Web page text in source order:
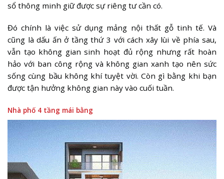
sổ thông minh giữ được sự riêng tư cần có.
Đó chính là việc sử dụng mảng nội thất gỗ tinh tế. Và
cũng là dấu ấn ở tầng thứ 3 với cách xây lùi về phía sau,
vẫn tạo không gian sinh hoạt đủ rộng nhưng rất hoàn
hảo với ban công rộng và không gian xanh tạo nên sức
sống cùng bầu không khí tuyệt vời. Còn gì bằng khi bạn
được tận hưởng không gian này vào cuối tuần.
Nhà phố 4 tầng mái bằng